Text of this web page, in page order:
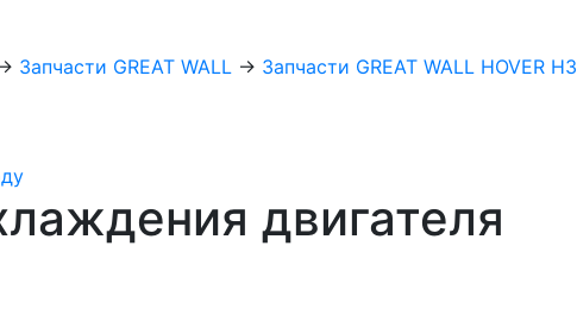
Запчасти GREAT WALL → Запчасти GREAT WALL HOVER H3
двигателя